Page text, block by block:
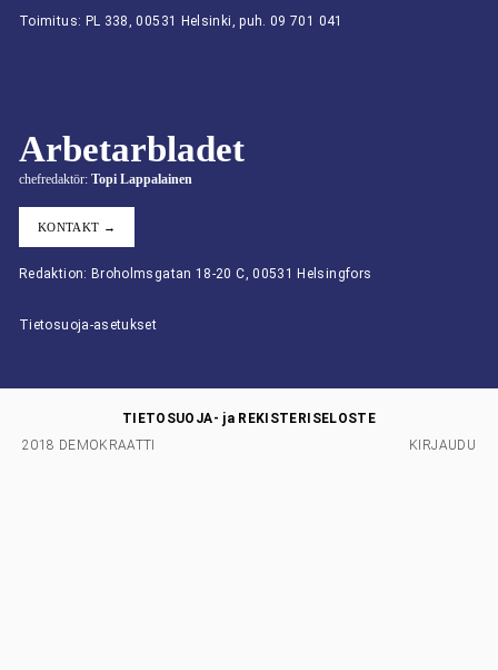
Toimitus: PL 338, 00531 Helsinki, puh. 09 701 041
Arbetarbladet
chefredaktör: Topi Lappalainen
KONTAKT →
Redaktion: Broholmsgatan 18-20 C, 00531 Helsingfors
Tietosuoja-asetukset
2018 DEMOKRAATTI
TIETOSUOJA- ja REKISTERISELOSTE
KIRJAUDU